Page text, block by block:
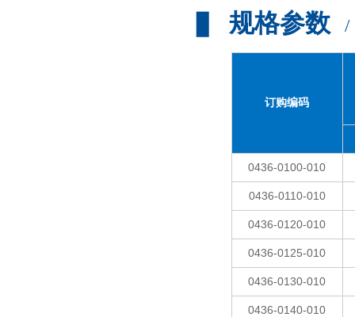
规格参数 /
订购编码
0436-0100-010
0436-0110-010
0436-0120-010
0436-0125-010
0436-0130-010
0436-0140-010